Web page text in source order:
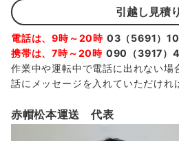
引越し見積り
電話は、9時～20時 03（5691）
携帯は、7時～20時 090（3917）
作業中や運転中で電話に出れない場
話にメッセージを入れていただけれ
赤帽松本運送 代表